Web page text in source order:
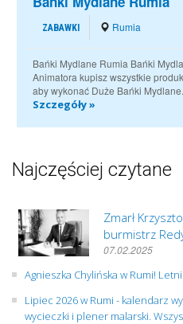
ZABAWKI Rumia
Bańki Mydlane Rumia Bańki
Animatora kupisz wszystkie
aby wykonać Duże Bańki
Szczegóły »
Najczęściej czytane
Zmarł
burmistrz
07.02.2025
Agnieszka Chylińska w Rumi!
Lipiec 2026 w Rumi - kalendarz
wycieczki i plener malarski.